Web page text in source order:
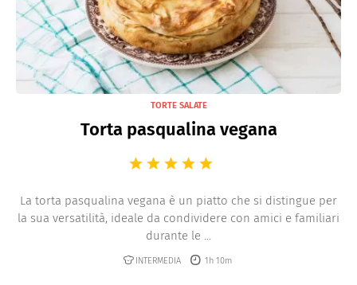
TORTE SALATE
Torta pasqualina vegana
La torta pasqualina vegana è un piatto che si distingue per
la sua versatilità, ideale da condividere con amici e familiari
durante le ...
INTERMEDIA 1h 10m